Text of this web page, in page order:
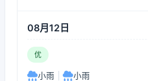
08月12日
优
小雨 小雨